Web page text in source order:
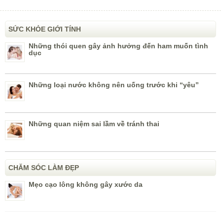
SỨC KHỎE GIỚI TÍNH
Những thói quen gây ảnh hưởng đến ham muốn tình
dục
Những loại nước không nên uống trước khi “yêu”
Những quan niệm sai lầm về tránh thai
CHĂM SÓC LÀM ĐẸP
Mẹo cạo lông không gây xước da